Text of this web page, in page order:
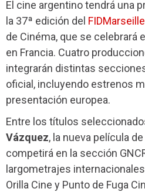
El cine argentino tendrá una
la 37ª edición del FIDMarseille
de Cinéma, que se celebrará
en Francia. Cuatro
integrarán distintas
oficial, incluyendo estrenos
presentación europea.
Entre los títulos
Vázquez, la nueva película
competirá en la sección
largometrajes
Orilla Cine y Punto de Fuga